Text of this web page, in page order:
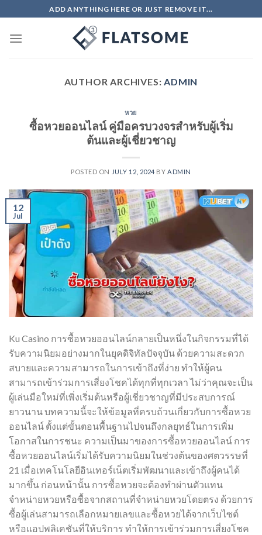
to
content
ADD ANYTHING HERE OR JUST REMOVE IT...
AUTHOR ARCHIVES:ADMIN
หวย
ซื้อหวยออนไลน์ คู่มือครบวงจรสำหรับผู้เริ่ม
ต้นและผู้เชี่ยวชาญ
POSTED ON JULY 12, 2024 BY ADMIN
12
Jul
Ku Casino การซื้อหวยออนไลน์กลายเป็นหนึ่งในกิจกรรมที่ได้
รับความนิยมอย่างมากในยุคดิจิทัลปัจจุบัน ด้วยความสะดวก
สบายและความสามารถในการเข้าถึงที่ง่าย ทำให้ผู้คน
สามารถเข้าร่วมการเสี่ยงโชคได้ทุกที่ทุกเวลา ไม่ว่าคุณจะเป็น
ผู้เล่นมือใหม่ที่เพิ่งเริ่มต้นหรือผู้เชี่ยวชาญที่มีประสบการณ์
ยาวนาน บทความนี้จะให้ข้อมูลที่ครบถ้วนเกี่ยวกับการซื้อหวย
ออนไลน์ ตั้งแต่ขั้นตอนพื้นฐานไปจนถึงกลยุทธ์ในการเพิ่ม
โอกาสในการชนะ ความเป็นมาของการซื้อหวยออนไลน์ การ
ซื้อหวยออนไลน์เริ่มได้รับความนิยมในช่วงต้นของศตวรรษที่
21 เมื่อเทคโนโลยีอินเทอร์เน็ตเริ่มพัฒนาและเข้าถึงผู้คนได้
มากขึ้น ก่อนหน้านั้น การซื้อหวยจะต้องทำผ่านตัวแทน
จำหน่ายหวยหรือซื้อจากสถานที่จำหน่ายหวยโดยตรง ด้วยการ
ซื้อผู้เล่นสามารถเลือกหมายเลขและซื้อหวยได้จากเว็บไซต์
หรือแอปพลิเคชันที่ให้บริการ ทำให้การเข้าร่วมการเสี่ยงโชค